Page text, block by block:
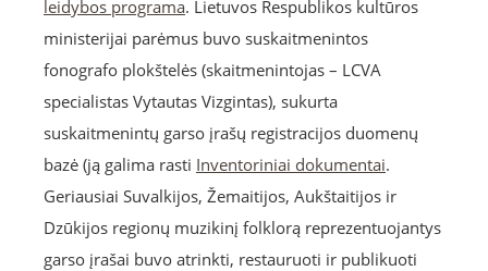
leidybos programa. Lietuvos Respublikos kultūros
ministerijai parėmus buvo suskaitmenintos
fonografo plokštelės (skaitmenintojas – LCVA
specialistas Vytautas Vizgintas), sukurta
suskaitmenintų garso įrašų registracijos duomenų
bazė (ją galima rasti Inventoriniai dokumentai.
Geriausiai Suvalkijos, Žemaitijos, Aukštaitijos ir
Dzūkijos regionų muzikinį folklorą reprezentuojantys
garso įrašai buvo atrinkti, restauruoti ir publikuoti